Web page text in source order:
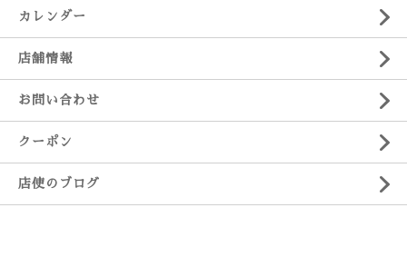
カレンダー
店舗情報
お問い合わせ
クーポン
店使のブログ